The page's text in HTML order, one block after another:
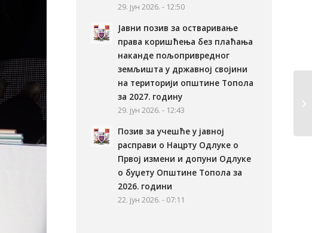
29. јун 2026. - 12:50
Јавни позив за остваривање
права коришћења без плаћања
наканде пољопривредног
земљишта у државној својини
на територији општине Топола
за 2027. годину
29. јун 2026. - 12:43
Позив за учешће у јавној
расправи о Нацрту Одлуке о
Првој измени и допуни Одлуке
о буџету Општине Топола за
2026. години
22. јун 2026. - 07:11